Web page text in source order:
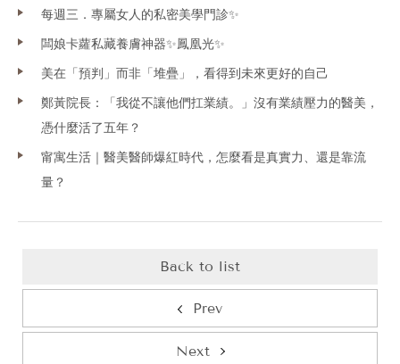
每週三．專屬女人的私密美學門診✨
闆娘卡蘿私藏養膚神器✨鳳凰光✨
美在「預判」而非「堆疊」，看得到未來更好的自己
鄭黃院長：「我從不讓他們扛業績。」沒有業績壓力的醫美，
憑什麼活了五年？
甯寓生活｜醫美醫師爆紅時代，怎麼看是真實力、還是靠流
量？